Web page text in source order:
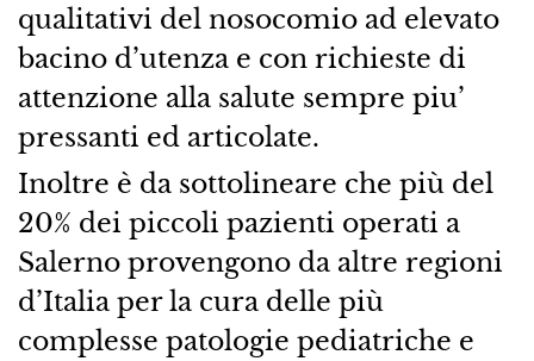
qualitativi del nosocomio ad elevato
bacino d’utenza e con richieste di
attenzione alla salute sempre piu’
pressanti ed articolate.
Inoltre è da sottolineare che più del
20% dei piccoli pazienti operati a
Salerno provengono da altre regioni
d’Italia per la cura delle più
complesse patologie pediatriche e